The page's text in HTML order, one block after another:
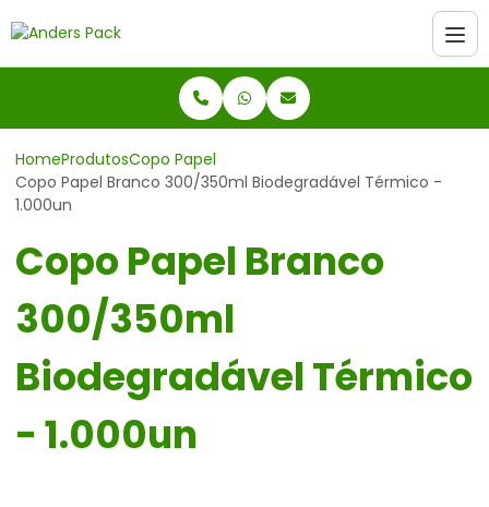
HomeProdutosCopo Papel
Copo Papel Branco 300/350ml Biodegradável Térmico -
1.000un
Copo Papel Branco
300/350ml
Biodegradável Térmico
- 1.000un